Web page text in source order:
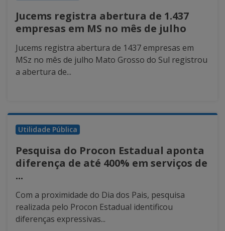
Jucems registra abertura de 1.437
empresas em MS no mês de julho
Jucems registra abertura de 1437 empresas em
MSz no mês de julho Mato Grosso do Sul registrou
a abertura de...
Utilidade Pública
Pesquisa do Procon Estadual aponta
diferença de até 400% em serviços de
...
Com a proximidade do Dia dos Pais, pesquisa
realizada pelo Procon Estadual identificou
diferenças expressivas...